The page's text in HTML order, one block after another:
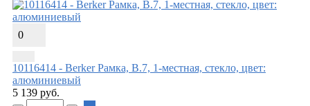
0
10116414 - Berker Рамкa, B.7, 1-местная, стекло, цвет:
алюминиевый
5 139 руб.